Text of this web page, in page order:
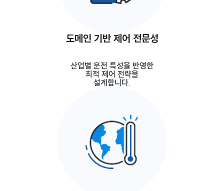
도메인 기반 제어 전문성
산업별 운전 특성을 반영한
최적 제어 전략을
설계합니다.